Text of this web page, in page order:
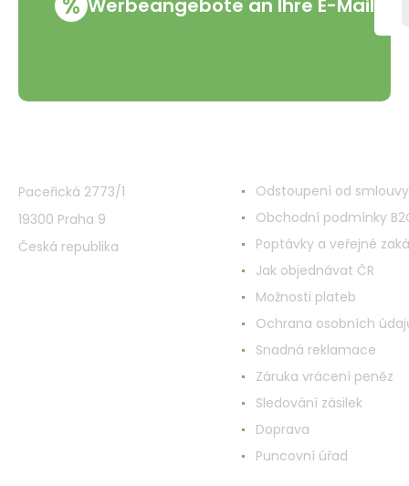
1,5
Werbeangebote an Ihre E-Mail
Paceřická 2773/1
19300 Praha 9
Česká republika
Odstoupení od smlouvy
Obchodní podmínky
Poptávky a veřejné
Jak objednávat ČR
Možnosti plateb
Ochrana osobních
Snadná reklamace
Záruka vrácení peněz
Sledování zásilek
Doprava
Puncovní úřad